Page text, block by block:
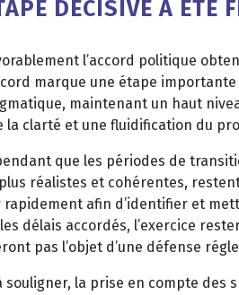
DÉCISIVE A ÉTÉ
l’accord politique
marque une étape
maintenant un haut
clarté et une fluidification du
que les périodes de
réalistes et cohérentes,
rapidement afin d’identifier et
délais accordés, l’exercice
pas l’objet d’une défense
souligner, la prise en compte des